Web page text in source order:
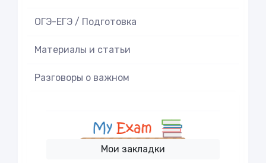
ОГЭ-ЕГЭ / Подготовка
Материалы и статьи
Разговоры о важном
Мои закладки